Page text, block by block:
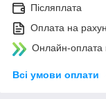
Післяплата
Оплата на
Онлайн-оплата
Всі умови оплати